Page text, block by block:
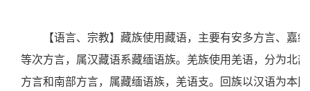
【语言、宗教】藏族使用藏语，主要有安多方言、嘉绒
等次方言，属汉藏语系藏缅语族。羌族使用羌语，分为北部
方言和南部方言，属藏缅语族，羌语支。回族以汉语为本民